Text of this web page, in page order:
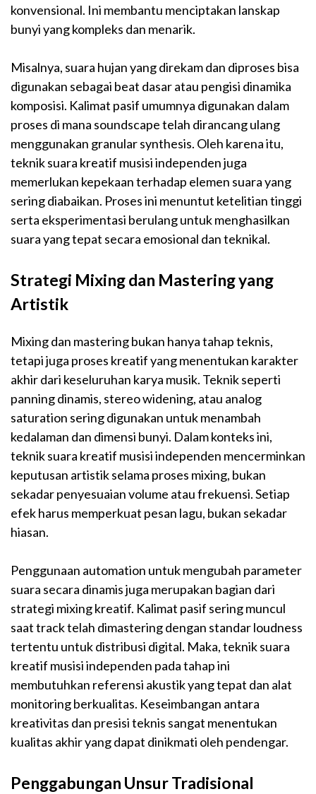
konvensional. Ini membantu menciptakan lanskap
bunyi yang kompleks dan menarik.
Misalnya, suara hujan yang direkam dan diproses bisa
digunakan sebagai beat dasar atau pengisi dinamika
komposisi. Kalimat pasif umumnya digunakan dalam
proses di mana soundscape telah dirancang ulang
menggunakan granular synthesis. Oleh karena itu,
teknik suara kreatif musisi independen juga
memerlukan kepekaan terhadap elemen suara yang
sering diabaikan. Proses ini menuntut ketelitian tinggi
serta eksperimentasi berulang untuk menghasilkan
suara yang tepat secara emosional dan teknikal.
Strategi Mixing dan Mastering yang
Artistik
Mixing dan mastering bukan hanya tahap teknis,
tetapi juga proses kreatif yang menentukan karakter
akhir dari keseluruhan karya musik. Teknik seperti
panning dinamis, stereo widening, atau analog
saturation sering digunakan untuk menambah
kedalaman dan dimensi bunyi. Dalam konteks ini,
teknik suara kreatif musisi independen mencerminkan
keputusan artistik selama proses mixing, bukan
sekadar penyesuaian volume atau frekuensi. Setiap
efek harus memperkuat pesan lagu, bukan sekadar
hiasan.
Penggunaan automation untuk mengubah parameter
suara secara dinamis juga merupakan bagian dari
strategi mixing kreatif. Kalimat pasif sering muncul
saat track telah dimastering dengan standar loudness
tertentu untuk distribusi digital. Maka, teknik suara
kreatif musisi independen pada tahap ini
membutuhkan referensi akustik yang tepat dan alat
monitoring berkualitas. Keseimbangan antara
kreativitas dan presisi teknis sangat menentukan
kualitas akhir yang dapat dinikmati oleh pendengar.
Penggabungan Unsur Tradisional